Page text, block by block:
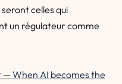
celles qui
un régulateur comme
— When AI becomes the